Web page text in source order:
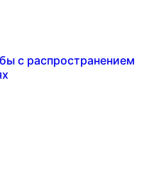
с распространением